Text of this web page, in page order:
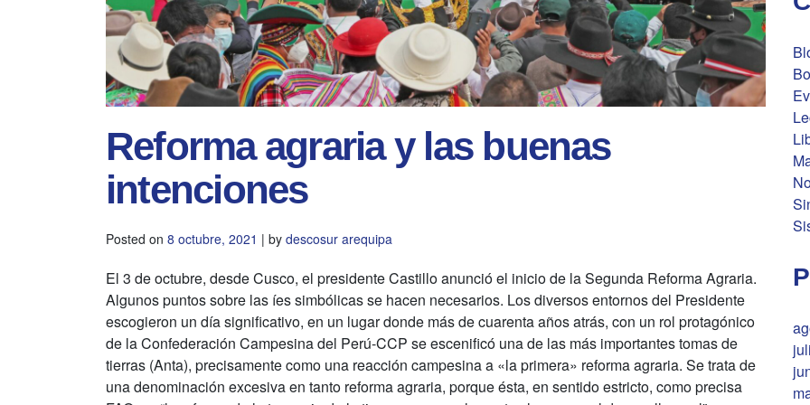
Reforma agraria y las buenas
intenciones
Posted on 8 octubre, 2021 | by descosur arequipa
El 3 de octubre, desde Cusco, el presidente Castillo anunció el inicio de la Segunda Reforma Agraria.
Algunos puntos sobre las íes simbólicas se hacen necesarios. Los diversos entornos del Presidente
escogieron un día significativo, en un lugar donde más de cuarenta años atrás, con un rol protagónico
de la Confederación Campesina del Perú-CCP se escenificó una de las más importantes tomas de
tierras (Anta), precisamente como una reacción campesina a «la primera» reforma agraria. Se trata de
una denominación excesiva en tanto reforma agraria, porque ésta, en sentido estricto, como precisa